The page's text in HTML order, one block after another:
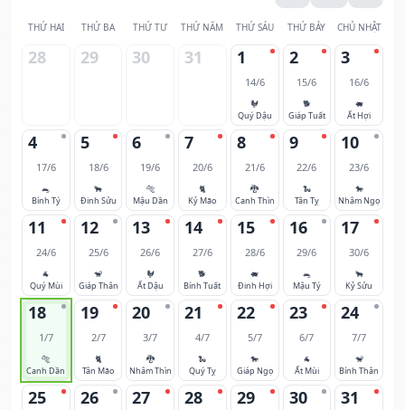
THỨ HAI THỨ BA THỨ TƯ THỨ NĂM THỨ SÁU THỨ BẢY CHỦ NHẬT
28 29 30 31 1
14/6
🐓
Quý Dậu
2
15/6
🐕
Giáp Tuất
3
16/6
🐖
Ất Hợi
4
17/6
🐀
Bính Tý
5
18/6
🐂
Đinh Sửu
6
19/6
🐅
Mậu Dần
7
20/6
🐈
Kỷ Mão
8
21/6
🐉
Canh Thìn
9
22/6
🐍
Tân Tỵ
10
23/6
🐎
Nhâm Ngọ
11
24/6
🐐
Quý Mùi
12
25/6
🐒
Giáp Thân
13
26/6
🐓
Ất Dậu
14
27/6
🐕
Bính Tuất
15
28/6
🐖
Đinh Hợi
16
29/6
🐀
Mậu Tý
17
30/6
🐂
Kỷ Sửu
18
1/7
🐅
Canh Dần
19
2/7
🐈
Tân Mão
20
3/7
🐉
Nhâm Thìn
21
4/7
🐍
Quý Tỵ
22
5/7
🐎
Giáp Ngọ
23
6/7
🐐
Ất Mùi
24
7/7
🐒
Bính Thân
25 26 27 28 29 30 31